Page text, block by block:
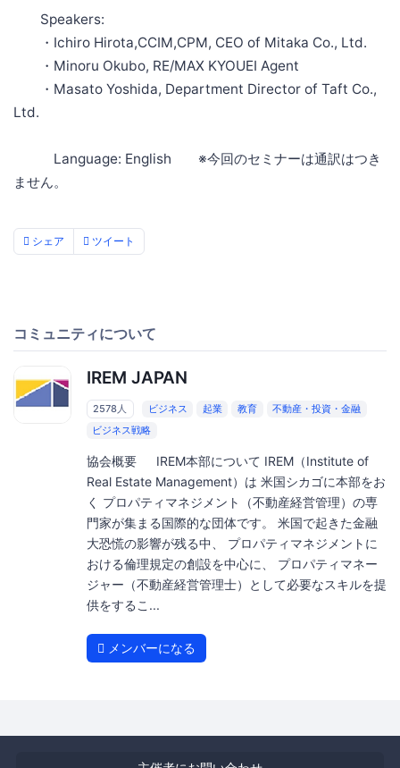
Speakers:
・Ichiro Hirota,CCIM,CPM, CEO of Mitaka Co., Ltd.
・Minoru Okubo, RE/MAX KYOUEI Agent
・Masato Yoshida, Department Director of Taft Co.,
Ltd.
Language: English ※今回のセミナーは通訳はつき
ません。
シェア ツイート
コミュニティについて
IREM JAPAN
2578人 ビジネス 起業 教育
不動産・投資・金融
ビジネス戦略
協会概要 IREM本部について IREM（Institute of
Real Estate Management）は 米国シカゴに本部をお
く プロパティマネジメント（不動産経営管理）の専
門家が集まる国際的な団体です。 米国で起きた金融
大恐慌の影響が残る中、 プロパティマネジメントに
おける倫理規定の創設を中心に、 プロパティマネー
ジャー（不動産経営管理士）として必要なスキルを提
供をするこ...
メンバーになる